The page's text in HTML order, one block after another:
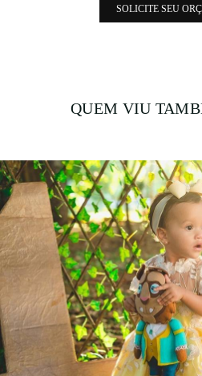
SOLICITE SEU
QUEM VIU